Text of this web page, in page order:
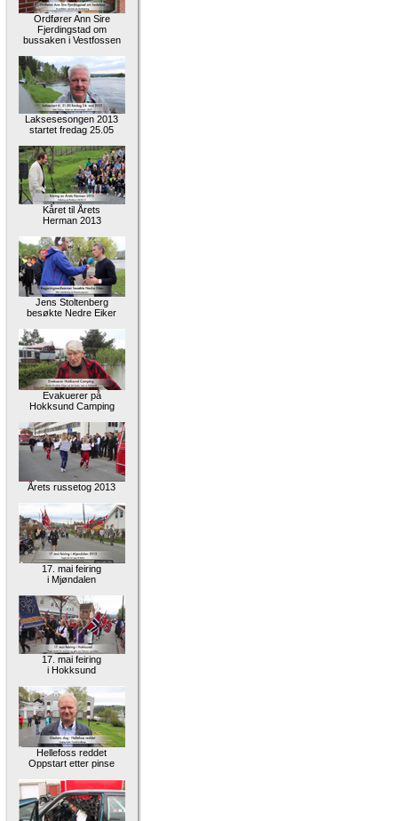
Ordfører Ann Sire
Fjerdingstad om
bussaken i Vestfossen
Laksesesongen 2013
startet fredag 25.05
Kåret til Årets
Herman 2013
Jens Stoltenberg
besøkte Nedre Eiker
Evakuerer på
Hokksund Camping
Årets russetog 2013
17. mai feiring
i Mjøndalen
17. mai feiring
i Hokksund
Hellefoss reddet
Oppstart etter pinse